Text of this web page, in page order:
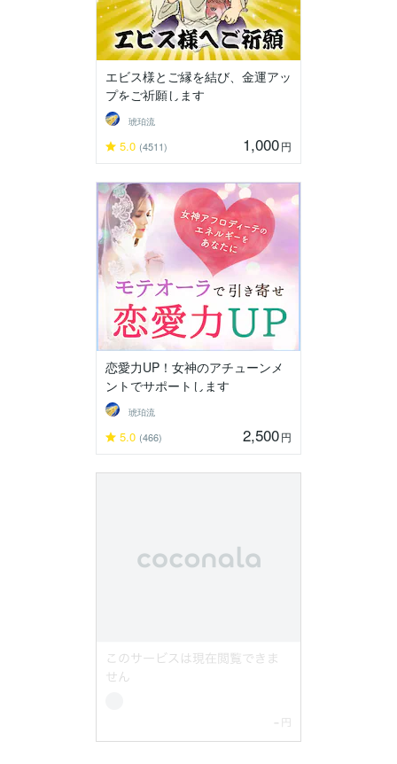
エビス様とご縁を結び、金運アッ
プをご祈願します
琥珀流
5.0 (4511) 1,000円
恋愛力UP！女神のアチューンメ
ントでサポートします
琥珀流
5.0 (466) 2,500円